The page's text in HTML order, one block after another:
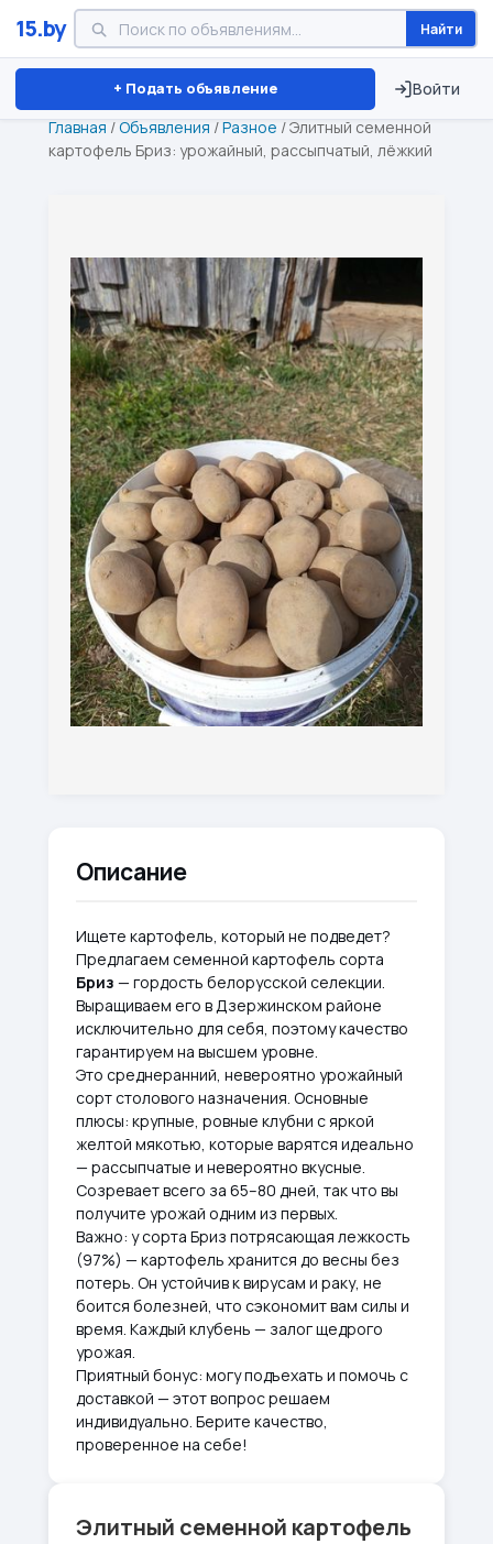
15.by Найти
+ Подать объявление Войти
Минск Витебск Брест ⏱ ТОЛЬКО 15 ДНЕЙ
Главная /Объявления /Разное /Элитный семенной
картофель Бриз: урожайный, рассыпчатый, лёжкий
Описание
Ищете картофель, который не подведет?
Предлагаем семенной картофель сорта
Бриз — гордость белорусской селекции.
Выращиваем его в Дзержинском районе
исключительно для себя, поэтому качество
гарантируем на высшем уровне.
Это среднеранний, невероятно урожайный
сорт столового назначения. Основные
плюсы: крупные, ровные клубни с яркой
желтой мякотью, которые варятся идеально
— рассыпчатые и невероятно вкусные.
Созревает всего за 65–80 дней, так что вы
получите урожай одним из первых.
Важно: у сорта Бриз потрясающая лежкость
(97%) — картофель хранится до весны без
потерь. Он устойчив к вирусам и раку, не
боится болезней, что сэкономит вам силы и
время. Каждый клубень — залог щедрого
урожая.
Приятный бонус: могу подъехать и помочь с
доставкой — этот вопрос решаем
индивидуально. Берите качество,
проверенное на себе!
Элитный семенной картофель